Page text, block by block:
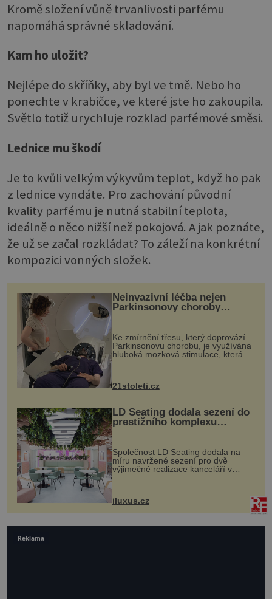
Kromě složení vůně trvanlivosti parfému
napomáhá správné skladování.
Kam ho uložit?
Nejlépe do skříňky, aby byl ve tmě. Nebo ho
ponechte v krabičce, ve které jste ho zakoupila.
Světlo totiž urychluje rozklad parfémové směsi.
Lednice mu škodí
Je to kvůli velkým výkyvům teplot, když ho pak
z lednice vyndáte. Pro zachování původní
kvality parfému je nutná stabilní teplota,
ideálně o něco nižší než pokojová. A jak poznáte,
že už se začal rozkládat? To záleží na konkrétní
kompozici vonných složek.
Neinvazivní léčba nejen
Parkinsonovy choroby
Ke zmírnění třesu, který doprovází
Parkinsonovu chorobu, je využívána
hluboká mozková stimulace, která
však vyžaduje vysoce invazivní
k dostatečně přesnému zacílení ...
21stoleti.cz
LD Seating dodala sezení do
prestižního komplexu
MediaCityUK v Salfordu
Společnost LD Seating dodala na
míru navržené sezení pro dvě
výjimečné realizace kanceláří v
areálu MediaCityUK v anglickém
budov Media...
iluxus.cz
Reklama